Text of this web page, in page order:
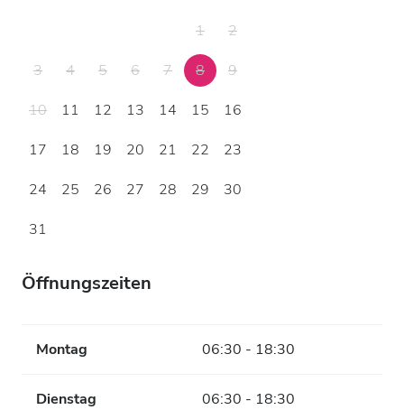
1
2
3
4 5 6 7 8
9
10
11 12 13 14 15
16
17
18 19 20 21 22
23
24
25 26 27 28 29
30
31
Öffnungszeiten
Montag 06:30 - 18:30
Dienstag 06:30 - 18:30